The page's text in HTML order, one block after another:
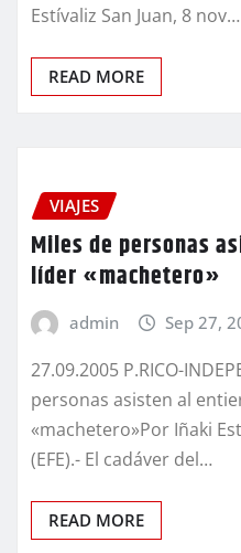
Estívaliz San Juan, 8 nov…
READ MORE
VIAJES
Miles de personas
líder «machetero»
admin Sep 27,
27.09.2005 P.RICO-
personas asisten al
«machetero»Por Iñaki
(EFE).- El cadáver del…
READ MORE